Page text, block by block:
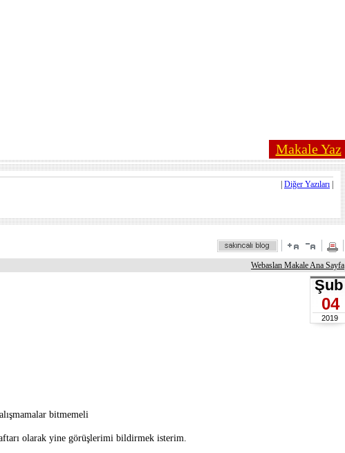
Makale Yaz
Diğer Yazıları
Webaslan Makale Ana Sayfa
Şub
04
2019
bitmemeli
olarak yine görüşlerimi bildirmek isterim.